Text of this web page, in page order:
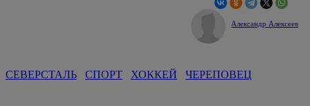
Александр Алексеев
СЕВЕРСТАЛЬ СПОРТ ХОККЕЙ ЧЕРЕПОВЕЦ